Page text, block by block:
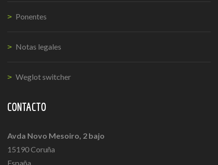
Ponentes
Notas legales
Weglot switcher
CONTACTO
Avda Novo Mesoiro, 2 bajo
15190 Coruña
España